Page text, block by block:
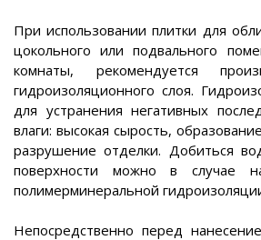
При использовании плитки для
цокольного или подвального
комнаты, рекомендуется
гидроизоляционного слоя.
для устранения негативных
влаги: высокая сырость,
разрушение отделки. Добиться
поверхности можно в случае
полимерминеральной
Непосредственно перед